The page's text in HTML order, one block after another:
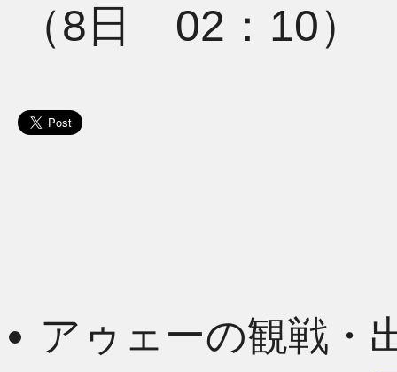
（8日 02：10）
アゥェーの観戦・